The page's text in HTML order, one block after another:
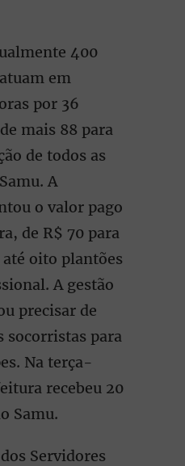
400
em
por 36
mais 88 para
de todos as
A
o valor pago
de R$ 70 para
oito plantões
A gestão
precisar de
socorristas para
Na terça-
recebeu 20
Samu.
Servidores